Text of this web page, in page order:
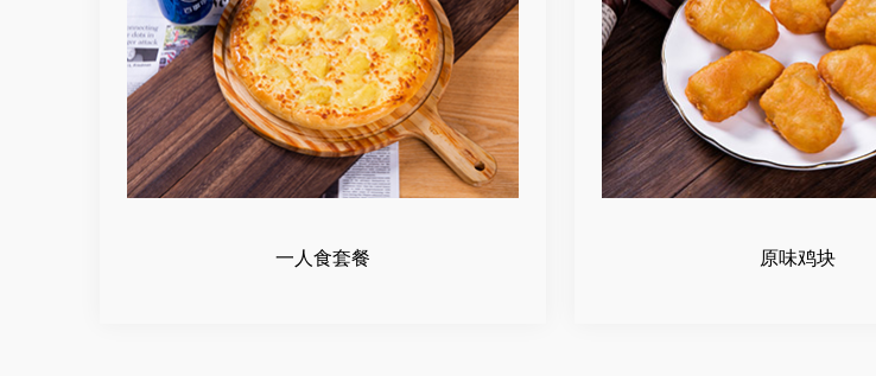
一人食套餐 原味鸡块